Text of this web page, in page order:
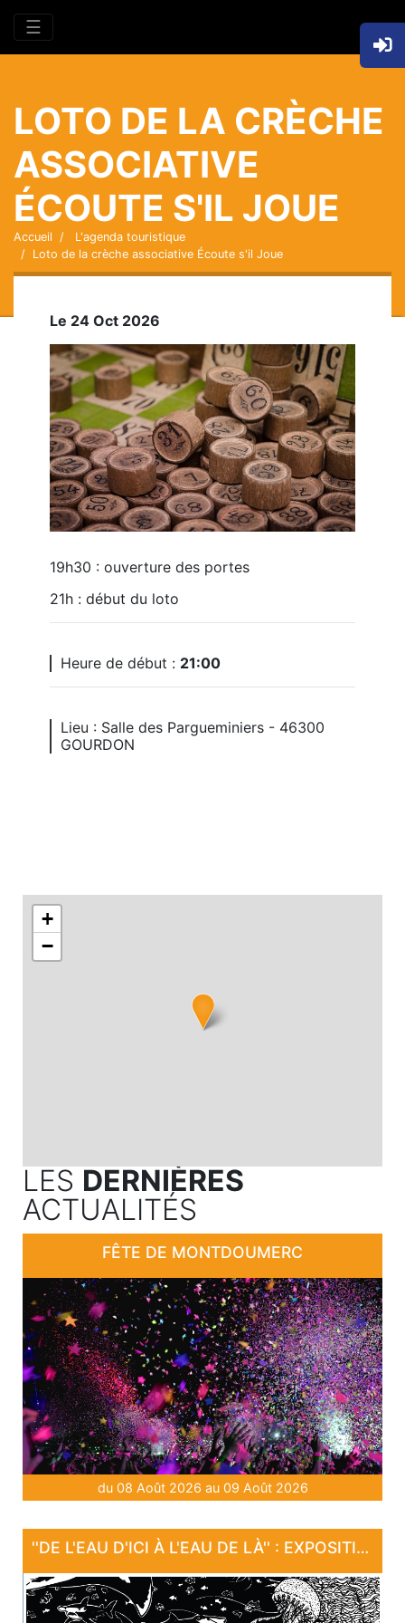
☰
LOTO DE LA CRÈCHE
ASSOCIATIVE
ÉCOUTE S'IL JOUE
Accueil
L'agenda touristique
Loto de la crèche associative Écoute s'il Joue
Le 24 Oct 2026
19h30 : ouverture des portes
21h : début du loto
Heure de début : 21:00
Lieu : Salle des Pargueminiers - 46300
GOURDON
+
−
LES DERNIÈRES
ACTUALITÉS
FÊTE DE MONTDOUMERC
du 08 Août 2026 au 09 Août 2026
''DE L'EAU D'ICI À L'EAU DE LÀ'' : EXPOSITION "SANCTUAIRE"